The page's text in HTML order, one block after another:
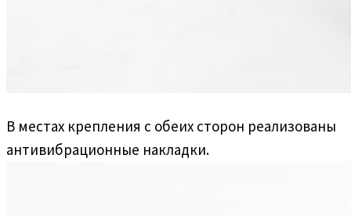
В местах крепления с обеих сторон реализованы
антивибрационные накладки.